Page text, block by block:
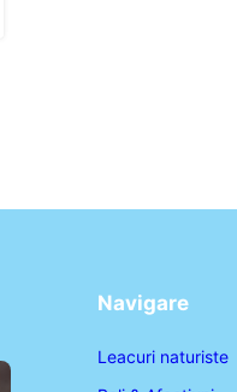
Navigare
Leacuri naturiste